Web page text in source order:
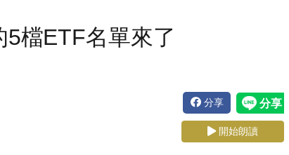
檔ETF名單來了
分享
開始朗讀